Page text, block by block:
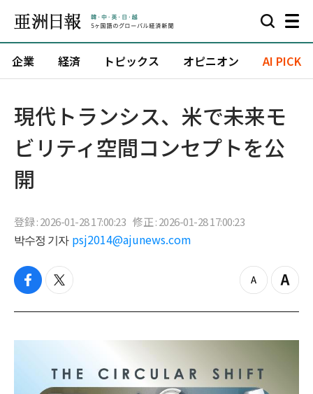
企業 経済 トピックス オピニオン AI PICK
現代トランシス、米で未来モ
ビリティ空間コンセプトを公
開
登録 : 2026-01-28 17:00:23 修正 : 2026-01-28 17:00:23
박수정 기자 psj2014@ajunews.com
f
c
b
t
i
z
o
o
Z
o
i